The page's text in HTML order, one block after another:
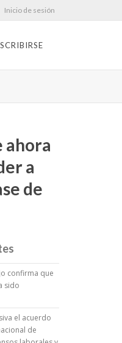
Inicio de sesión
ahora
a
de
confirma que
sido
el acuerdo
de